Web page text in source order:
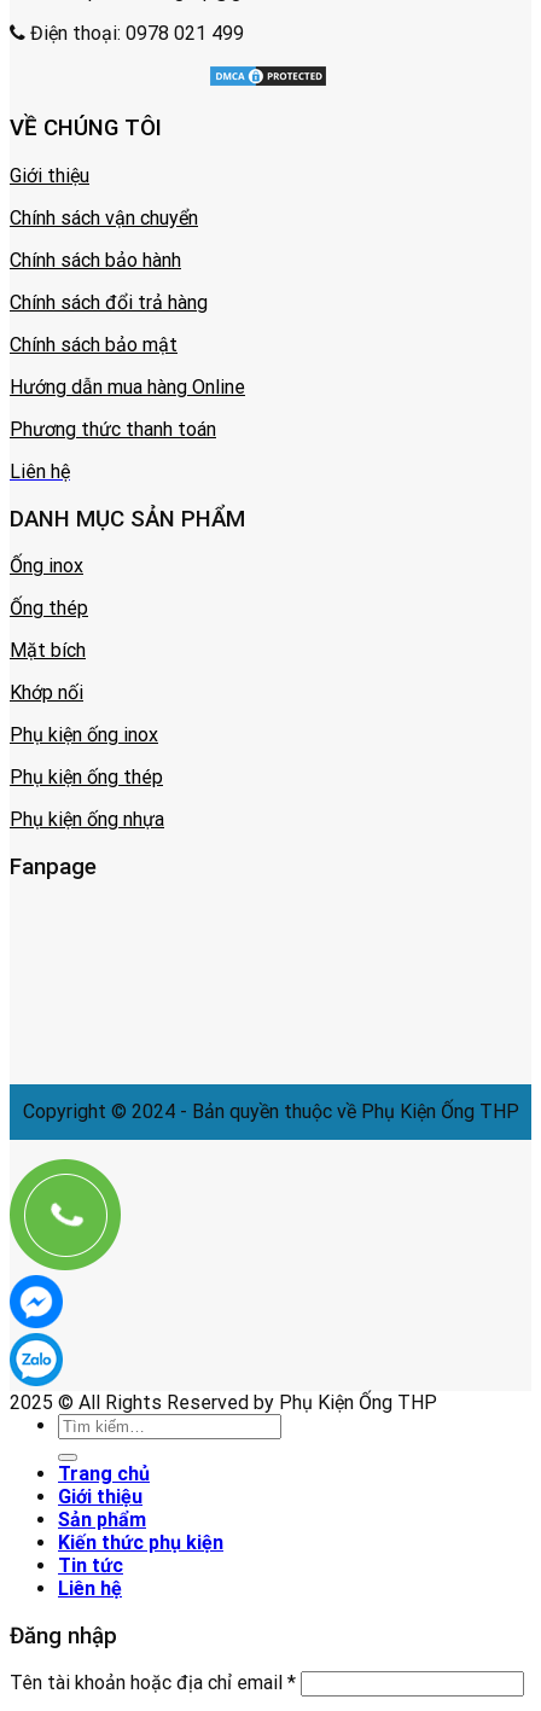
Điện thoại: 0978 021 499
VỀ CHÚNG TÔI
Giới thiệu
Chính sách vận chuyển
Chính sách bảo hành
Chính sách đổi trả hàng
Chính sách bảo mật
Hướng dẫn mua hàng Online
Phương thức thanh toán
Liên hệ
DANH MỤC SẢN PHẨM
Ống inox
Ống thép
Mặt bích
Khớp nối
Phụ kiện ống inox
Phụ kiện ống thép
Phụ kiện ống nhựa
Fanpage
Copyright © 2024 - Bản quyền thuộc về Phụ Kiện Ống THP
2025 © All Rights Reserved by Phụ Kiện Ống THP
Tìm
kiếm:
Trang chủ
Giới thiệu
Sản phẩm
Kiến thức phụ kiện
Tin tức
Liên hệ
Đăng nhập
Tên tài khoản hoặc địa chỉ email *